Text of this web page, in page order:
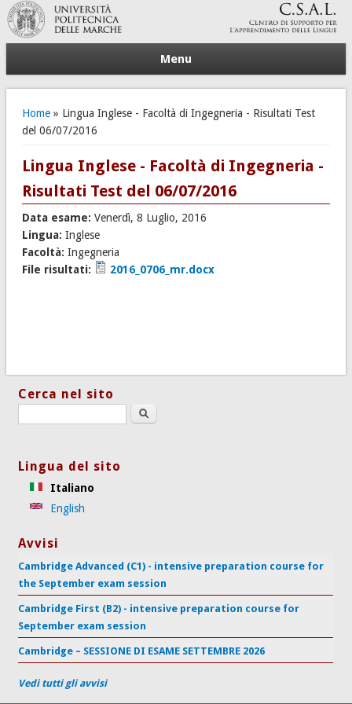
Menu
Tu sei qui
Home» Lingua Inglese - Facoltà di Ingegneria - Risultati Test
del 06/07/2016
Lingua Inglese - Facoltà di Ingegneria -
Risultati Test del 06/07/2016
Data esame: Venerdì, 8 Luglio, 2016
Lingua: Inglese
Facoltà: Ingegneria
File risultati:
2016_0706_mr.docx
Cerca nel sito
Search this site
Lingua del sito
Italiano
English
Avvisi
Cambridge Advanced (C1) - intensive preparation course for
the September exam session
Cambridge First (B2) - intensive preparation course for
September exam session
Cambridge – SESSIONE DI ESAME SETTEMBRE 2026
Vedi tutti gli avvisi